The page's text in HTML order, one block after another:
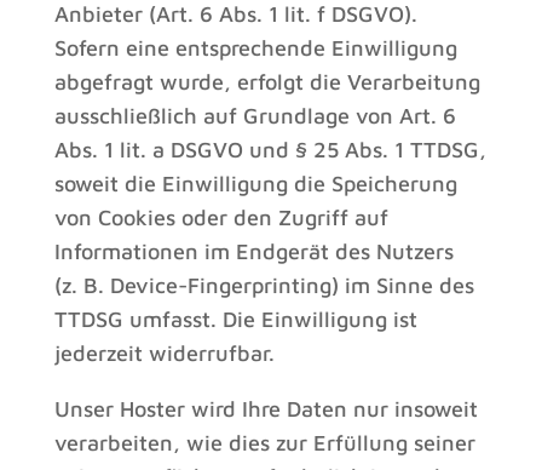
Anbieter (Art. 6 Abs. 1 lit. f DSGVO).
Sofern eine entsprechende Einwilligung
abgefragt wurde, erfolgt die Verarbeitung
ausschließlich auf Grundlage von Art. 6
Abs. 1 lit. a DSGVO und § 25 Abs. 1 TTDSG,
soweit die Einwilligung die Speicherung
von Cookies oder den Zugriff auf
Informationen im Endgerät des Nutzers
(z. B. Device-Fingerprinting) im Sinne des
TTDSG umfasst. Die Einwilligung ist
jederzeit widerrufbar.
Unser Hoster wird Ihre Daten nur insoweit
verarbeiten, wie dies zur Erfüllung seiner